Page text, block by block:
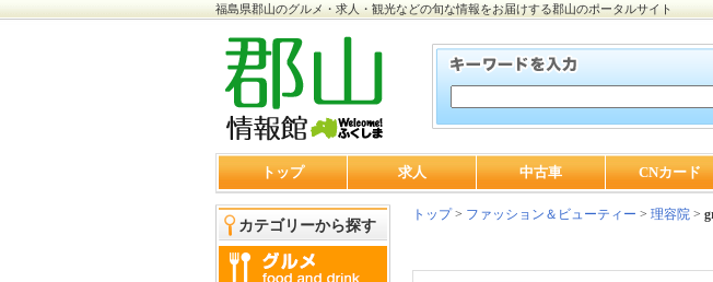
福島県郡山のグルメ・求人・観光などの旬な情報をお届けする郡山のポータルサイト
トップ 求人 中古車 CNカード
カテゴリーから探す
トップ> ファッション＆ビューティー > 理容院 >